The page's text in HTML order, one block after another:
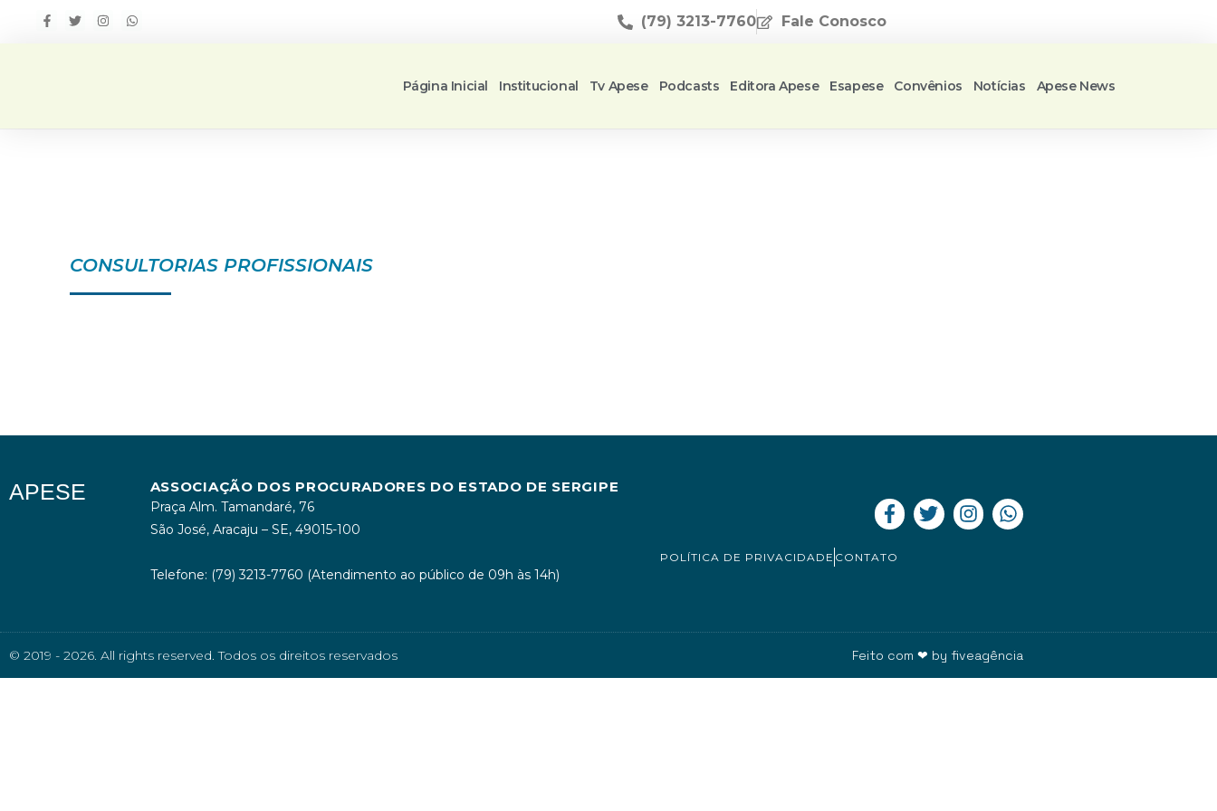
(79) 3213-7760 Fale Conosco
Página Inicial Institucional Tv Apese Podcasts Editora Apese Esapese Convênios Notícias Apese News
CONSULTORIAS PROFISSIONAIS
APESE ASSOCIAÇÃO DOS PROCURADORES DO ESTADO DE SERGIPE
Praça Alm. Tamandaré, 76
São José, Aracaju – SE, 49015-100
Telefone: (79) 3213-7760 (Atendimento ao público de 09h às 14h)
POLÍTICA DE PRIVACIDADE CONTATO
© 2019 - 2026. All rights reserved. Todos os direitos reservados Feito com ❤ by fiveagência